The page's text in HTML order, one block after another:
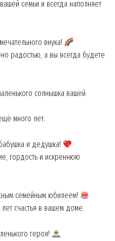
семьи и всегда наполняет
внука!
радостью, а вы всегда будете
солнышка вашей
много лет.
и дедушка!
гордость и искреннюю
семейным юбилеем!
лет счастья в вашем доме.
героя!